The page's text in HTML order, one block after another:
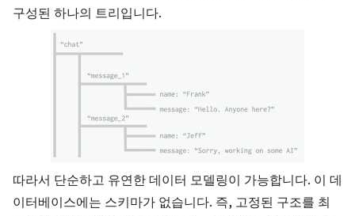
구성된 하나의 트리입니다.
따라서 단순하고 유연한 데이터 모델링이 가능합니다. 이 데
이터베이스에는 스키마가 없습니다. 즉, 고정된 구조를 최